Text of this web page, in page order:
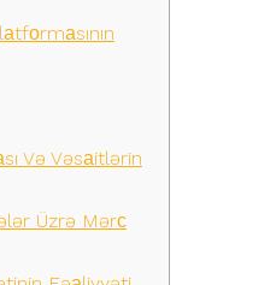
Və Vəsаitlərin
Üzrə Mərс